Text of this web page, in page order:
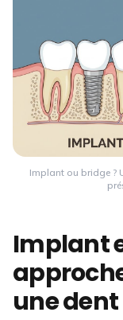
Implant ou bridge ?
Implant
une dent